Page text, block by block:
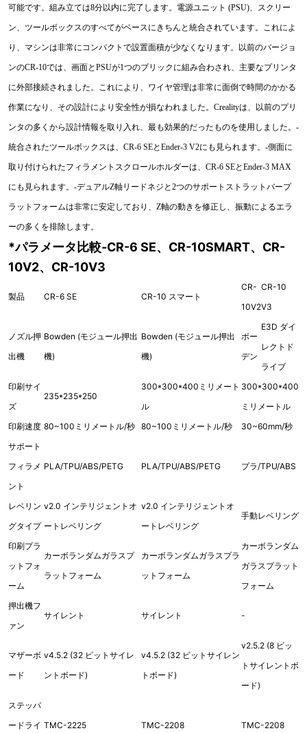
可能です。組み立ては8分以内に完了します。電源ユニット (PSU)、スクリー
ン、ツールボックスのすべてがベースにきちんと統合されています。これによ
り、マシンは非常にコンパクトで設置面積が少なくなります。以前のバージョ
ンのCR-10では、画面とPSUが1つのブリックに組み合わされ、主要なプリンタ
に外部接続されました。これにより、ワイヤ管理は非常に面倒で時間のかかる
作業になり、その設計により安全性が損なわれました。Crealityは、以前のプリ
ンタの多くから設計情報を取り入れ、最も効果的だったものを使用しました。-
統合されたツールボックスは、CR-6 SEとEnder-3 V2にも見られます。-側面に
取り付けられたフィラメントスクロールホルダーは、CR-6 SEとEnder-3 MAX
にも見られます。-デュアルZ軸リードネジと2つのサポートストラットバープ
ラットフォームは非常に安定しており、Z軸の動きを修正し、振動によるエラ
ーの多くを排除します。
*パラメータ比較-CR-6 SE、CR-10SMART、CR-
10V2、CR-10V3
製品 CR-6 SE CR-10 スマート
CR-
10V2
CR-10
V3
ノズル押
出機
Bowden (モジュール押出
機)
Bowden (モジュール押出
機)
ボー
デン
E3D ダイ
レクトド
ライブ
印刷サイ
ズ
235*235*250
300*300*400ミリメート
ル
300*300*400
ミリメートル
印刷速度 80~100ミリメートル/秒 80~100ミリメートル/秒
30~60mm/秒
サポート
フィラメ
ント
PLA/TPU/ABS/PETG PLA/TPU/ABS/PETG プラ/TPU/ABS
レベリン
グタイプ
v2.0 インテリジェントオ
ートレベリング
v2.0 インテリジェントオ
ートレベリング
手動レベリング
印刷プラ
ットフォ
ーム
カーボランダムガラスプ
ラットフォーム
カーボランダムガラスプラ
ットフォーム
カーボランダム
ガラスプラット
フォーム
押出機フ
ァン
サイレント サイレント -
マザーボ
ード
v4.5.2 (32 ビットサイレ
ントボード)
v4.5.2 (32 ビットサイレン
トボード)
v2.5.2 (8 ビッ
トサイレントボ
ード)
ステッパ
ードライ TMC-2225 TMC-2208 TMC-2208